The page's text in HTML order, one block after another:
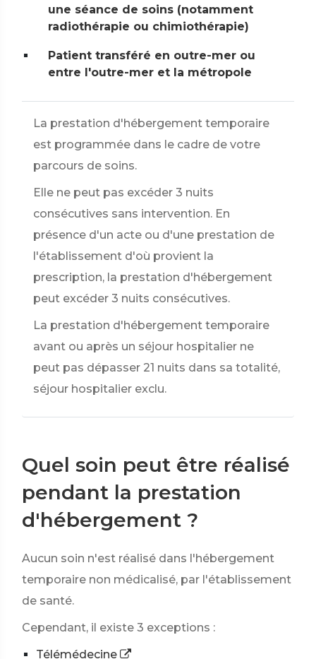
une séance de soins (notamment
radiothérapie ou chimiothérapie)
Patient transféré en outre-mer ou
entre l'outre-mer et la métropole
La prestation d'hébergement temporaire
est programmée dans le cadre de votre
parcours de soins.
Elle ne peut pas excéder 3 nuits
consécutives sans intervention. En
présence d'un acte ou d'une prestation de
l'établissement d'où provient la
prescription, la prestation d'hébergement
peut excéder 3 nuits consécutives.
La prestation d'hébergement temporaire
avant ou après un séjour hospitalier ne
peut pas dépasser 21 nuits dans sa totalité,
séjour hospitalier exclu.
Quel soin peut être réalisé
pendant la prestation
d'hébergement ?
Aucun soin n'est réalisé dans l'hébergement
temporaire non médicalisé, par l'établissement
de santé.
Cependant, il existe 3 exceptions :
Télémédecine